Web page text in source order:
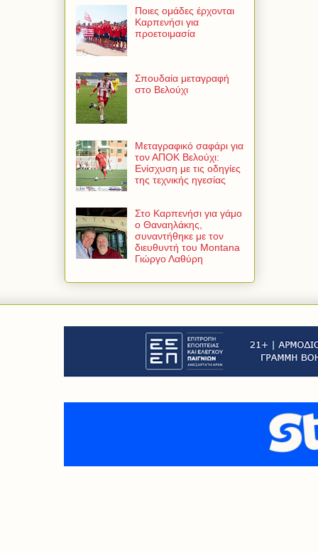
Ποιες ομάδες έρχονται
Καρπενήσι για
προετοιμασία
Σπουδαία μεταγραφή
στο Βελούχι
Μεταγραφικό σαφάρι για
τον ΑΠΟΚ Βελούχι:
Ενίσχυση με τις οδηγίες
της τεχνικής ηγεσίας
Στο Καρπενήσι για γάμο
ο Θαναηλάκης,
συναντήθηκε με τον
διευθυντή του Montana
Γιώργο Λαθύρη